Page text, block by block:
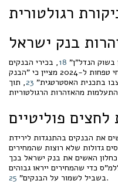
רגולטורית
בנק ישראל
בשוק הנדל"ן" 18, בכירי הבנקים
המשיכו בנרטיב האופטימי. דוח בנק מזרחי טפחות ל-2024 מציין כי "הבנק
בתכנית האסטרטגית" 23, תוך
פוליטיים
את הבנקים בהתנגדות לירידת
גדולות שלא רוצות שהמחירים
האשים את בנק ישראל בכך
כדי שהמחירים ייראו גבוהים
בשביל לשמור על הבנקים" 25 .